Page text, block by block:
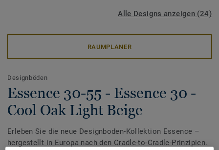
Alle Designs anzeigen (24)
RAUMPLANER
Designböden
Essence 30-55 - Essence 30 -
Cool Oak Light Beige
Erleben Sie die neue Designboden-Kollektion Essence –
hergestellt in Europa nach den Cradle-to-Cradle-Prinzipien.